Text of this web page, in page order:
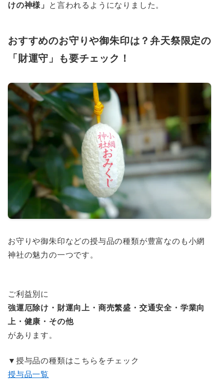
けの神様」
と言われるようになりました。
おすすめのお守りや御朱印は？弁天祭限定の
「財運守」も要チェック！
お守りや御朱印などの授与品の種類が豊富なのも小網
神社の魅力の一つです。
ご利益別に
強運厄除け・財運向上・商売繁盛・交通安全・学業向
上・健康・その他
があります。
▼授与品の種類はこちらをチェック
授与品一覧